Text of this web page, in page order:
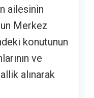
ailesinin
Merkez
konutunun
ve
alınarak